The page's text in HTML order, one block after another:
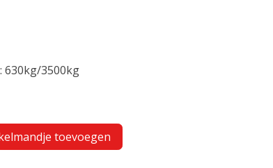
630kg/3500kg
toevoegen